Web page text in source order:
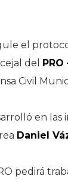
el
del
Civil
en las
Daniel
pedirá